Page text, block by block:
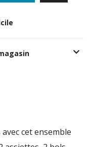
cet ensemble